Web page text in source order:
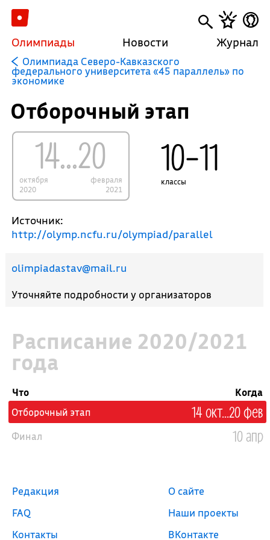
Олимпиады Новости Журнал
Олимпиада Северо-Кавказского
федерального университета «45 параллель» по
экономике
Расписание 2020/2021
года
Что
Когда
Отборочный этап
14 окт...20 фев
Финал 10 апр
Отборочный этап
14...20
октября
февраля
2020
2021
10–11
классы
Источник:
http://olymp.ncfu.ru/olympiad/parallel
olimpiadastav@mail.ru
Уточняйте подробности у организаторов
Редакция
FAQ
Контакты
О сайте
Наши проекты
ВКонтакте